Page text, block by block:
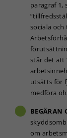
paragraf 1,
sociala
står det att
utsätts för
medföra
BEGÄRAN
om